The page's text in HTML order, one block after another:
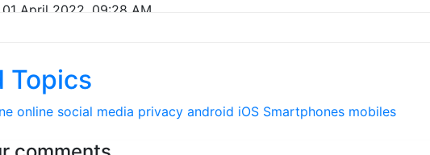
WhatsApp to stop working on These smartphones
Topics
online social media